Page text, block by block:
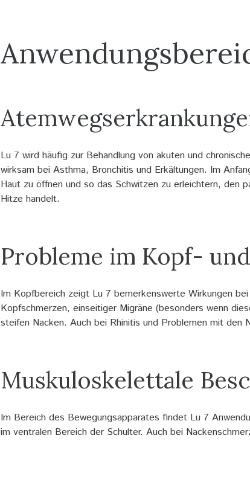
Lu 7 wird häufig zur Behandlung von akuten und
wirksam bei Asthma, Bronchitis und Erkältungen. Im
Haut zu öffnen und so das Schwitzen zu erleichtern, den
Hitze handelt.
Probleme im Kopf-
Im Kopfbereich zeigt Lu 7 bemerkenswerte Wirkungen
Kopfschmerzen, einseitiger Migräne (besonders wenn
steifen Nacken. Auch bei Rhinitis und Problemen mit den
Muskuloskelettale
Im Bereich des Bewegungsapparates findet Lu 7
im ventralen Bereich der Schulter. Auch bei